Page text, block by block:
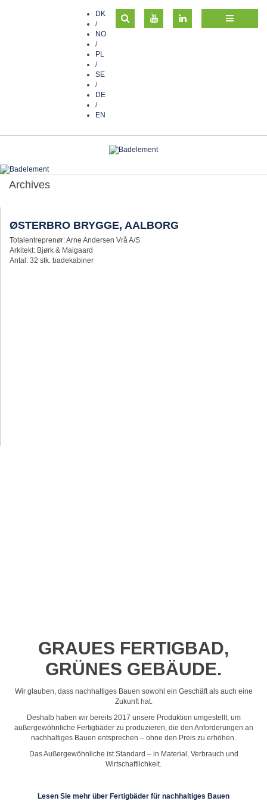
DK
/
NO
/
PL
/
SE
/
DE
/
EN
Archives
ØSTERBRO BRYGGE, AALBORG
Totalentreprenør: Arne Andersen Vrå A/S
Arkitekt: Bjørk & Maigaard
Antal: 32 stk. badekabiner
GRAUES FERTIGBAD,
GRÜNES GEBÄUDE.
Wir glauben, dass nachhaltiges Bauen sowohl ein Geschäft als auch eine
Zukunft hat.
Deshalb haben wir bereits 2017 unsere Produktion umgestellt, um
außergewöhnliche Fertigbäder zu produzieren, die den Anforderungen an
nachhaltiges Bauen entsprechen – ohne den Preis zu erhöhen.
Das Außergewöhnliche ist Standard – in Material, Verbrauch und
Wirtschaftlichkeit.
Lesen Sie mehr über Fertigbäder für nachhaltiges Bauen